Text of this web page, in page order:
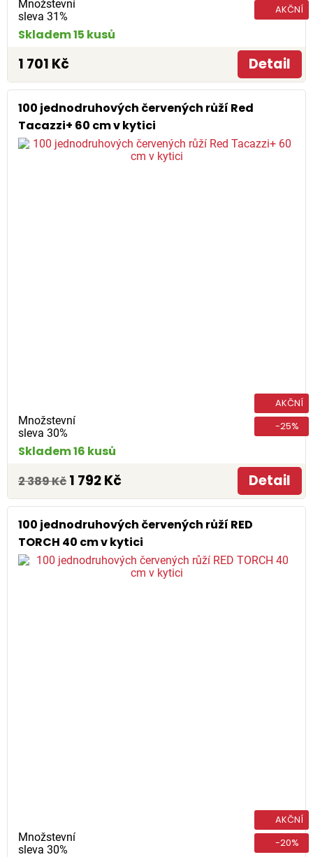
Množstevní
sleva 31%
AKČNÍ
Skladem 15 kusů
1 701 Kč Detail
100 jednodruhových červených růží Red
Tacazzi+ 60 cm v kytici
Množstevní
sleva 30%
AKČNÍ
-25%
Skladem 16 kusů
2 389 Kč 1 792 Kč Detail
100 jednodruhových červených růží RED
TORCH 40 cm v kytici
Množstevní
sleva 30%
AKČNÍ
-20%